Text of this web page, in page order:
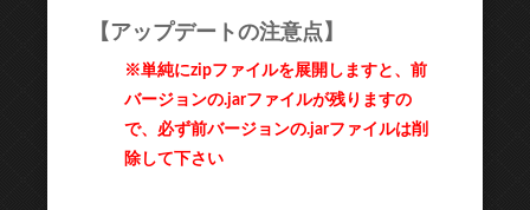
【アップデートの注意点】
※単純にzipファイルを展開しますと、前
バージョンの.jarファイルが残りますの
で、必ず前バージョンの.jarファイルは削
除して下さい